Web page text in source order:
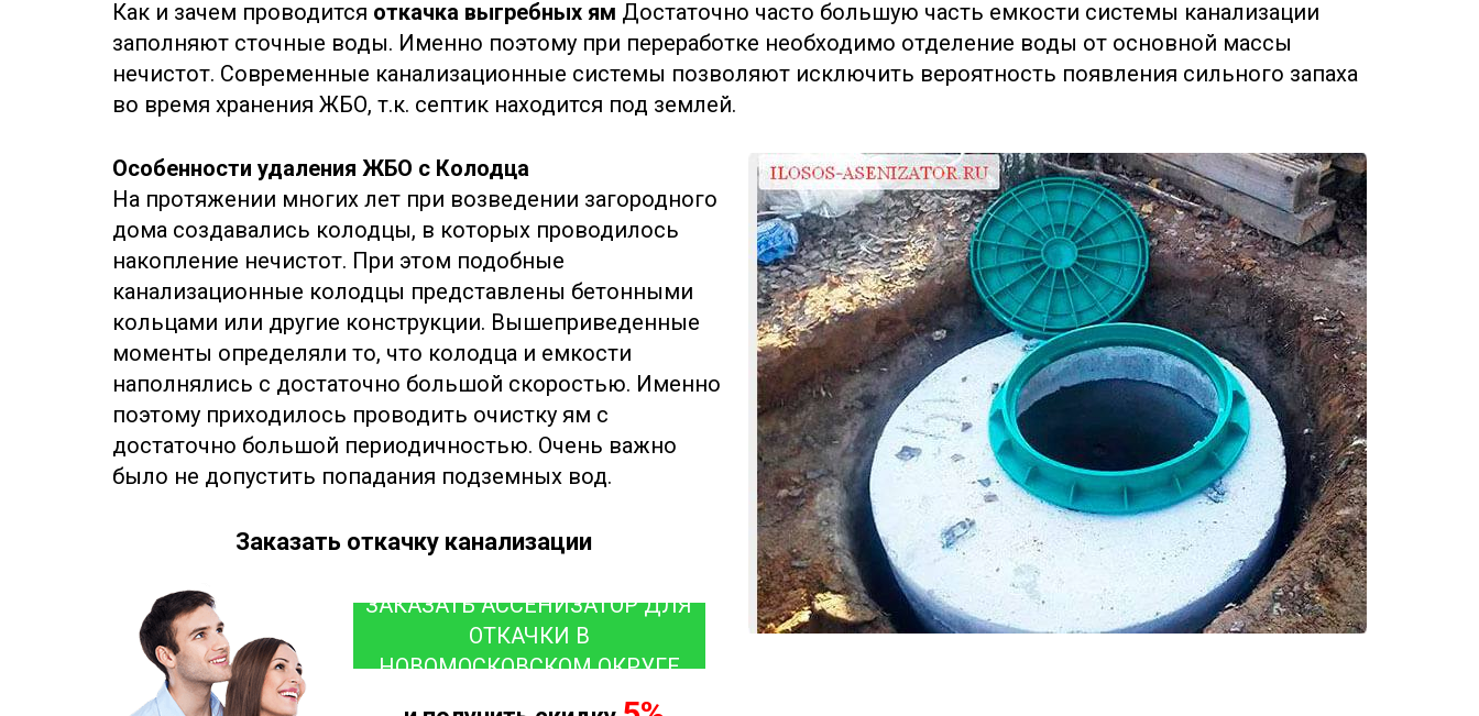
Как и зачем проводится откачка выгребных ям Достаточно часто большую часть емкости системы канализации
заполняют сточные воды. Именно поэтому при переработке необходимо отделение воды от основной массы
нечистот. Современные канализационные системы позволяют исключить вероятность появления сильного запаха
во время хранения ЖБО, т.к. септик находится под землей.
Особенности удаления ЖБО с Колодца
На протяжении многих лет при возведении загородного
дома создавались колодцы, в которых проводилось
накопление нечистот. При этом подобные
канализационные колодцы представлены бетонными
кольцами или другие конструкции. Вышеприведенные
моменты определяли то, что колодца и емкости
наполнялись с достаточно большой скоростью. Именно
поэтому приходилось проводить очистку ям с
достаточно большой периодичностью. Очень важно
было не допустить попадания подземных вод.
Заказать откачку канализации
ЗАКАЗАТЬ АССЕНИЗАТОР ДЛЯ
ОТКАЧКИ В
НОВОМОСКОВСКОМ ОКРУГЕ